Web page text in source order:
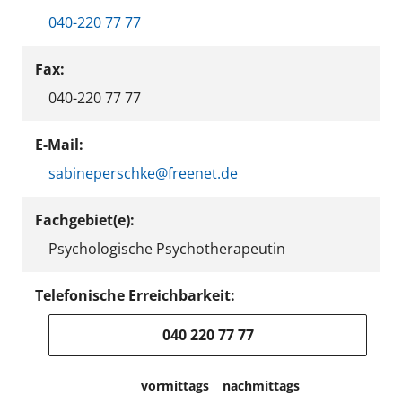
040-220 77 77
Fax:
040-220 77 77
E-Mail:
sabineperschke@freenet.de
Fachgebiet(e):
Psychologische Psychotherapeutin
Telefonische Erreichbarkeit:
040 220 77 77
vormittags
nachmittags